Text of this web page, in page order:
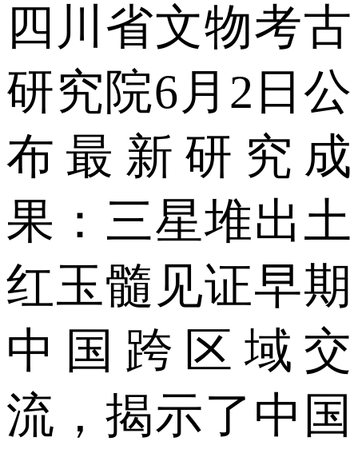
四川省文物考古
研究院6月2日公
布最新研究成
果：三星堆出土
红玉髓见证早期
中国跨区域交
流，揭示了中国